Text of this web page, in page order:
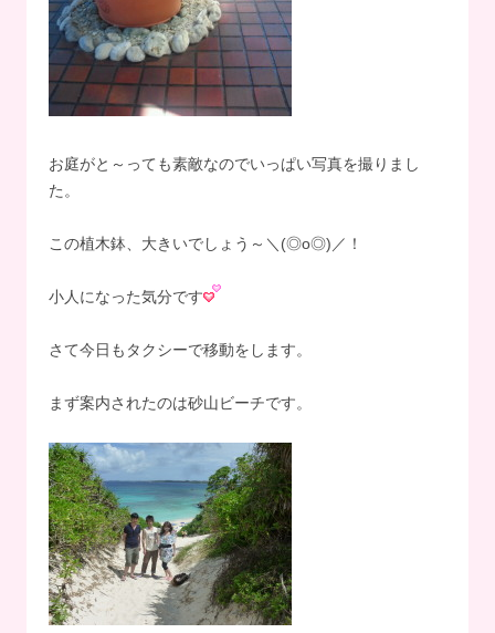
お庭がと～っても素敵なのでいっぱい写真を撮りまし
た。
この植木鉢、大きいでしょう～＼(◎o◎)／！
小人になった気分です
さて今日もタクシーで移動をします。
まず案内されたのは砂山ビーチです。